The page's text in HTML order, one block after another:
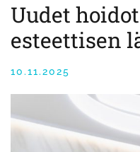
Uudet
esteettisen
10.11.2025